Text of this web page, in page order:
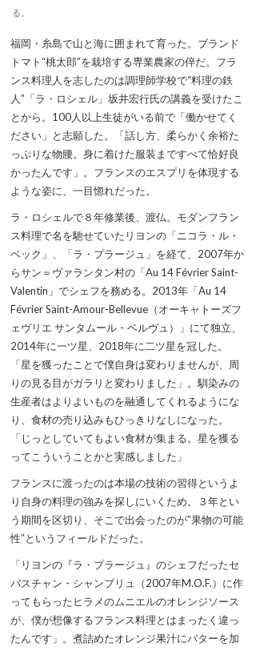
る。
福岡・糸島で山と海に囲まれて育った。ブランド
トマト“桃太郎”を栽培する専業農家の倅だ。フラ
ンス料理人を志したのは調理師学校で“料理の鉄
人”「ラ・ロシェル」坂井宏行氏の講義を受けたこ
とから。100人以上生徒がいる前で「働かせてく
ださい」と志願した。「話し方、柔らかく余裕た
っぷりな物腰。身に着けた服装まですべて恰好良
かったんです」。フランスのエスプリを体現する
ような姿に、一目惚れだった。
ラ・ロシェルで８年修業後、渡仏。モダンフラン
ス料理で名を馳せていたリヨンの「ニコラ・ル・
ベック」、「ラ・プラージュ」を経て、2007年か
らサン＝ヴァランタン村の「Au 14 Février Saint-
Valentin」でシェフを務める。2013年「Au 14
Février Saint-Amour-Bellevue（オーキャトーズフ
ェヴリエ サンタムール・ベルヴュ）」にて独立、
2014年に一ツ星、2018年に二ツ星を冠した。
「星を獲ったことで僕自身は変わりませんが、周
りの見る目がガラリと変わりました」。馴染みの
生産者はよりよいものを融通してくれるようにな
り、食材の売り込みもひっきりなしになった。
「じっとしていてもよい食材が集まる。星を獲る
ってこういうことかと実感しました」
フランスに渡ったのは本場の技術の習得というよ
り自身の料理の強みを探しにいくため。３年とい
う期間を区切り、そこで出会ったのが”果物の可能
性”というフィールドだった。
「リヨンの『ラ・プラージュ』のシェフだったセ
バスチャン・シャンブリュ（2007年M.O.F.）に作
ってもらったヒラメのムニエルのオレンジソース
が、僕が想像するフランス料理とはまったく違っ
たんです」。煮詰めたオレンジ果汁にバターを加